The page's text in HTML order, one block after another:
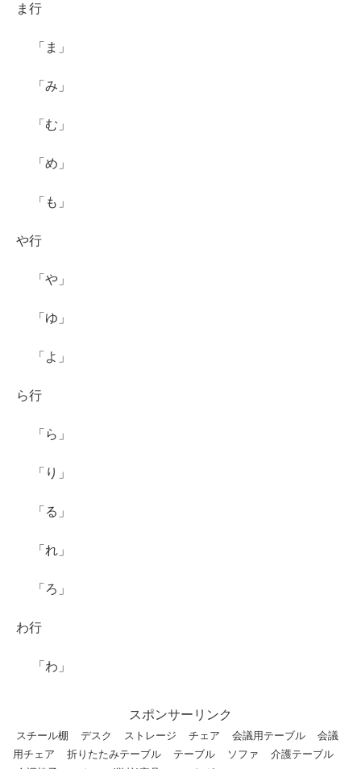
ま行
「ま」
「み」
「む」
「め」
「も」
や行
「や」
「ゆ」
「よ」
ら行
「ら」
「り」
「る」
「れ」
「ろ」
わ行
「わ」
スポンサーリンク
スチール棚 デスク ストレージ チェア 会議用テーブル
会議
用チェア
折りたたみテーブル テーブル ソファ
介護テーブル